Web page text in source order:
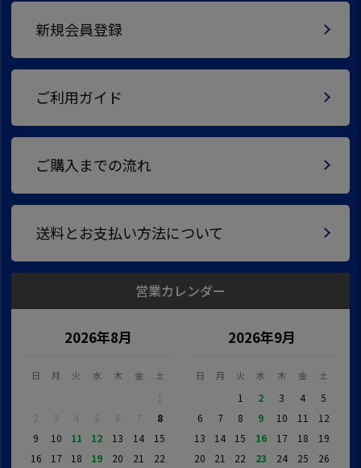
新規会員登録
ご利用ガイド
ご購入までの流れ
送料とお支払い方法について
営業カレンダー
2026年8月
日 月 火 水 木 金 土
1
2
3 4 5 6 7
8
9
10 11 12 13 14
15
16
17 18 19 20 21
22
2026年9月
日 月 火 水 木 金 土
1 2 3 4
5
6
7 8 9 10 11
12
13
14 15 16 17 18
19
20
21 22 23 24 25
26